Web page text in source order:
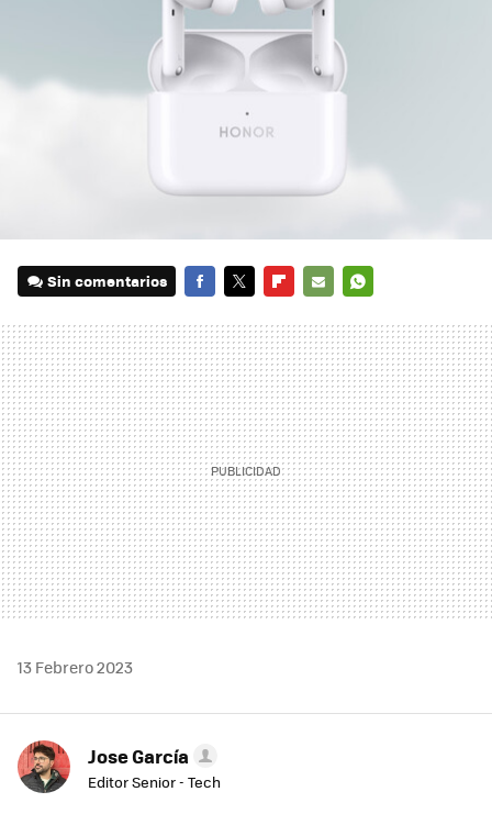
Sin comentarios
MAIL
13 Febrero 2023
Jose García
Editor Senior - Tech